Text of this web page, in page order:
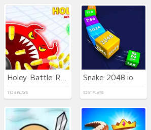
1124 PLAYS
Snake 2048.io
5231 PLAYS